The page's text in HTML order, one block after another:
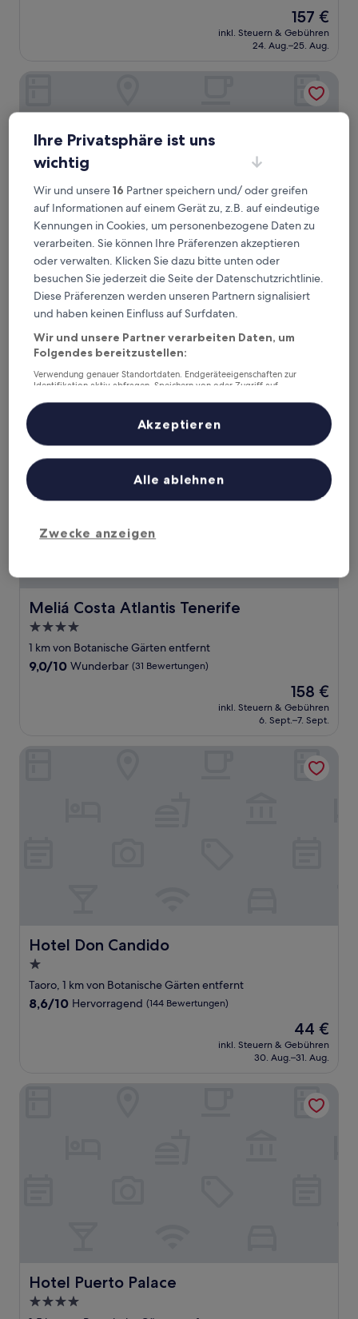
Der
Preis
beträgt
157 €
inkl. Steuern & Gebühren
24. Aug.–25. Aug.
TUI Blue Atlantic Hills
TUI Blue Atlantic Hills
4.0-
Sterne-
Taoro, 1,2 km von Botanische Gärten entfernt
von
10,
Wunderbar,
(36
Bewertungen)
beträgt
inkl. Steuern & Gebühren
24. Aug.–25. Aug.
Meliá Costa Atlantis Tenerife
Meliá Costa Atlantis Tenerife
4.0-
Sterne-
Unterkunft
1 km von Botanische Gärten entfernt
9.0
9,0/10 Wunderbar (31 Bewertungen)
Der
Preis
beträgt
158 €
inkl. Steuern & Gebühren
6. Sept.–7. Sept.
Meliá Costa Atlantis Tenerife
Hotel Don Candido
Hotel Don Candido
1.0-
Stern-
Unterkunft
Taoro, 1 km von Botanische Gärten entfernt
8.6
8,6/10 Hervorragend (144 Bewertungen)
Der
Preis
beträgt
44 €
inkl. Steuern & Gebühren
30. Aug.–31. Aug.
Hotel Puerto Palace
Hotel Puerto Palace
4.0-
Ihre Privatsphäre ist uns
wichtig
Wir und unsere16 Partner speichern und/ oder greifen
auf Informationen auf einem Gerät zu, z.B. auf eindeutige
Kennungen in Cookies, um personenbezogene Daten zu
verarbeiten. Sie können Ihre Präferenzen akzeptieren
oder verwalten. Klicken Sie dazu bitte unten oder
besuchen Sie jederzeit die Seite der Datenschutzrichtlinie.
Diese Präferenzen werden unseren Partnern signalisiert
und haben keinen Einfluss auf Surfdaten.
Wir und unsere Partner verarbeiten Daten, um
Folgendes bereitzustellen:
Verwendung genauer Standortdaten. Endgeräteeigenschaften zur
Identifikation aktiv abfragen. Speichern von oder Zugriff auf
Inhalte, Messung von Werbeleistung und der Performance von Inhalten,
Zielgruppenforschung sowie Entwicklung und Verbesserung von
Liste der Partner (Lieferanten)
Zwecke anzeigen
Alle ablehnen
Akzeptieren